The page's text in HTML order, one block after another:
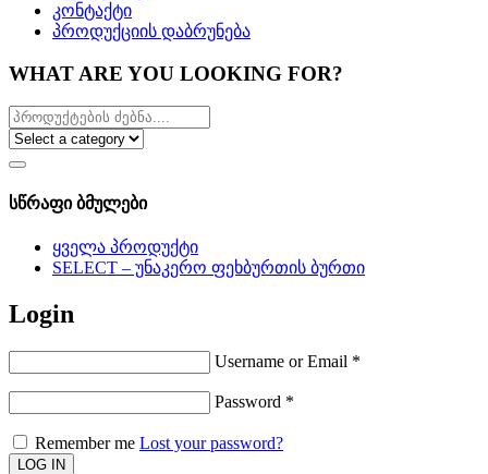
კონტაქტი
პროდუქციის დაბრუნება
WHAT ARE YOU LOOKING FOR?
სწრაფი ბმულები
ყველა პროდუქტი
SELECT – უნაკერო ფეხბურთის ბურთი
Login
Username or Email *
Password *
Remember me Lost your password?